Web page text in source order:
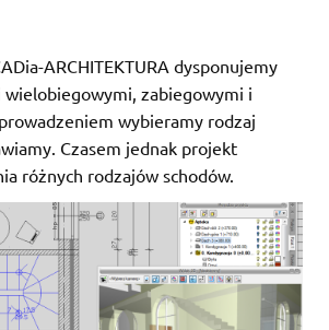
ARCHITEKTURA dysponujemy
wielobiegowymi, zabiegowymi i
wybieramy rodzaj
Czasem jednak projekt
różnych rodzajów schodów.